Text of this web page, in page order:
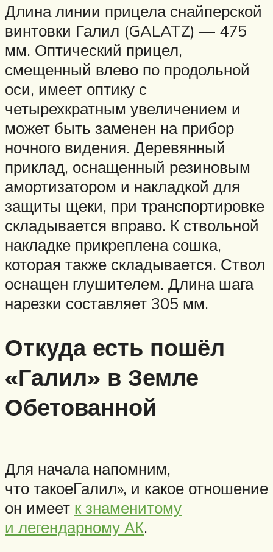
Длина линии прицела снайперской
винтовки Галил (GALATZ) — 475
мм. Оптический прицел,
смещенный влево по продольной
оси, имеет оптику с
четырехкратным увеличением и
может быть заменен на прибор
ночного видения. Деревянный
приклад, оснащенный резиновым
амортизатором и накладкой для
защиты щеки, при транспортировке
складывается вправо. К ствольной
накладке прикреплена сошка,
которая также складывается. Ствол
оснащен глушителем. Длина шага
нарезки составляет 305 мм.
Откуда есть пошёл
«Галил» в Земле
Обетованной
Для начала напомним,
что такоеГалил», и какое отношение
он имеет к знаменитому
и легендарному АК.